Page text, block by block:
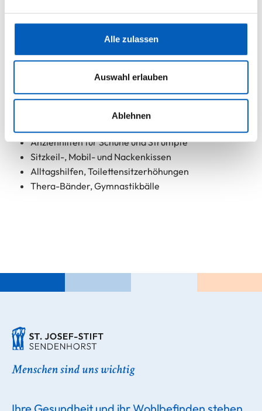
Alle zulassen
Auswahl erlauben
Ablehnen
Beratung zu alltagstauglichen Hilfsmitteln.
Vorsorge und Rehabilitation
Anziehhilfen für Schuhe und Strümpfe
Sitzkeil-, Mobil- und Nackenkissen
Alltagshilfen, Toilettensitzerhöhungen
Thera-Bänder, Gymnastikbälle